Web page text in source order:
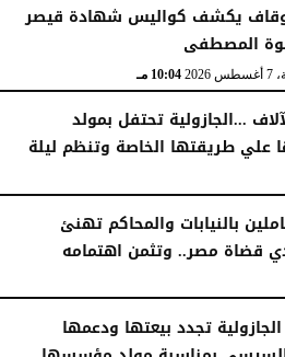
يكشف كواليس شهادة قيصر
المصطفى
10:04 مـ
...الجازولية تحتفل بمولد
طريقتها الخاصة وتنظم ليلة
بالنيابات والمحاكم تهنئ
قضاة مصر.. وتثمن اهتمامه
تجدد بيعتها ودعمها